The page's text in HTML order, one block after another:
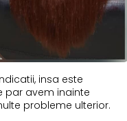
insa este
par avem inainte
probleme ulterior.